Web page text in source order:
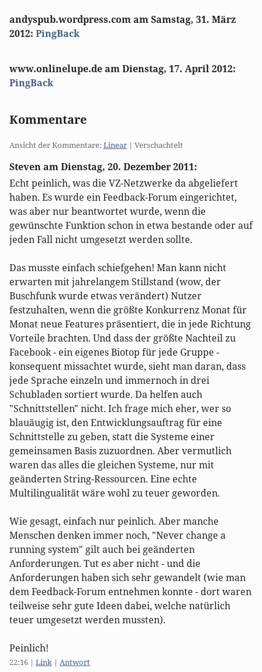
nicht
möglich.
Trackbacks
ist
möglich.
Anzeige
des
Trackbacks
ist
nicht
möglich.
andyspub.wordpress.comamSamstag, 31. März
2012: PingBack
des
Inhaltes
Trackbacks
leider
nicht
möglich.
www.onlinelupe.deamDienstag, 17. April 2012:
PingBack
Anzeige
des
Inhaltes
Trackbacks
ist
leider
nicht
möglich.
Kommentare
Ansicht der Kommentare: Linear | Verschachtelt
Steven amDienstag, 20. Dezember 2011:
Echt peinlich, was die VZ-Netzwerke da abgeliefert
haben. Es wurde ein Feedback-Forum eingerichtet,
was aber nur beantwortet wurde, wenn die
gewünschte Funktion schon in etwa bestande oder auf
jeden Fall nicht umgesetzt werden sollte.
Das musste einfach schiefgehen! Man kann nicht
erwarten mit jahrelangem Stillstand (wow, der
Buschfunk wurde etwas verändert) Nutzer
festzuhalten, wenn die größte Konkurrenz Monat für
Monat neue Features präsentiert, die in jede Richtung
Vorteile brachten. Und dass der größte Nachteil zu
Facebook - ein eigenes Biotop für jede Gruppe -
konsequent missachtet wurde, sieht man daran, dass
jede Sprache einzeln und immernoch in drei
Schubladen sortiert wurde. Da helfen auch
"Schnittstellen" nicht. Ich frage mich eher, wer so
blauäugig ist, den Entwicklungsauftrag für eine
Schnittstelle zu geben, statt die Systeme einer
gemeinsamen Basis zuzuordnen. Aber vermutlich
waren das alles die gleichen Systeme, nur mit
geänderten String-Ressourcen. Eine echte
Multilingualität wäre wohl zu teuer geworden.
Wie gesagt, einfach nur peinlich. Aber manche
Menschen denken immer noch, "Never change a
running system" gilt auch bei geänderten
Anforderungen. Tut es aber nicht - und die
Anforderungen haben sich sehr gewandelt (wie man
dem Feedback-Forum entnehmen konnte - dort waren
teilweise sehr gute Ideen dabei, welche natürlich
teuer umgesetzt werden mussten).
Peinlich!
22:16 | Link | Antwort